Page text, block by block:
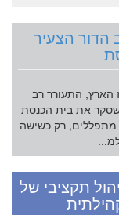
הדור הצעיר
התעורר רב
את בית הכנסת
רק כשישה
תקציבי של